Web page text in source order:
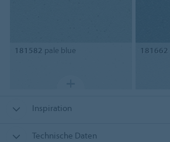
181582 pale blue 181662
Inspiration
Technische Daten